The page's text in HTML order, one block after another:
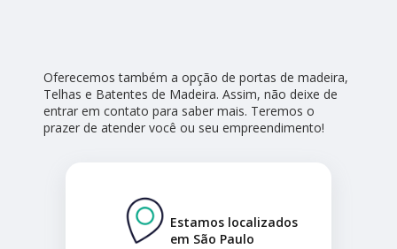
Oferecemos também a opção de portas de madeira,
Telhas e Batentes de Madeira. Assim, não deixe de
entrar em contato para saber mais. Teremos o
prazer de atender você ou seu empreendimento!
Estamos localizados
em São Paulo